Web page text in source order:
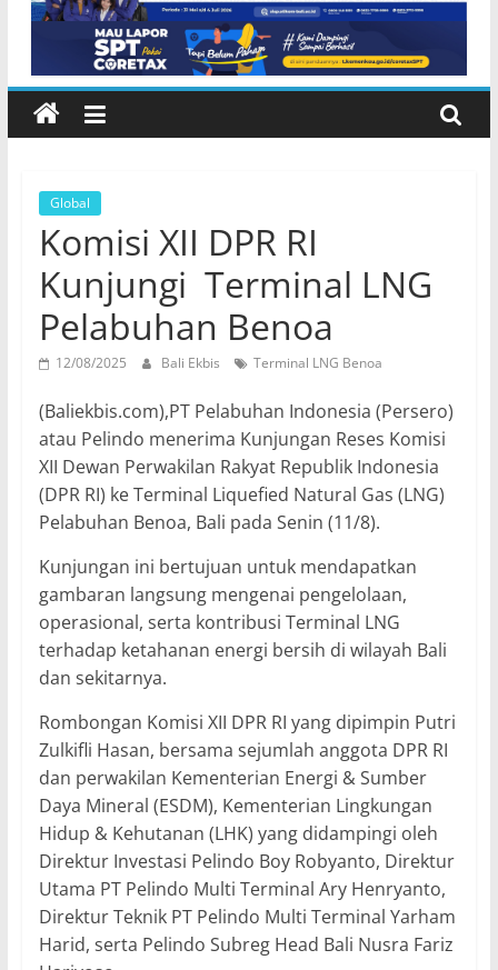
Global
​Komisi XII DPR RI
Kunjungi Terminal LNG
Pelabuhan Benoa
12/08/2025 Bali Ekbis Terminal LNG Benoa
(Baliekbis.com),PT Pelabuhan Indonesia (Persero)
atau Pelindo menerima Kunjungan Reses Komisi
XII Dewan Perwakilan Rakyat Republik Indonesia
(DPR RI) ke Terminal Liquefied Natural Gas (LNG)
Pelabuhan Benoa, Bali pada Senin (11/8).
Kunjungan ini bertujuan untuk mendapatkan
gambaran langsung mengenai pengelolaan,
operasional, serta kontribusi Terminal LNG
terhadap ketahanan energi bersih di wilayah Bali
dan sekitarnya.
Rombongan Komisi XII DPR RI yang dipimpin Putri
Zulkifli Hasan, bersama sejumlah anggota DPR RI
dan perwakilan Kementerian Energi & Sumber
Daya Mineral (ESDM), Kementerian Lingkungan
Hidup & Kehutanan (LHK) yang didampingi oleh
Direktur Investasi Pelindo Boy Robyanto, Direktur
Utama PT Pelindo Multi Terminal Ary Henryanto,
Direktur Teknik PT Pelindo Multi Terminal Yarham
Harid, serta Pelindo Subreg Head Bali Nusra Fariz